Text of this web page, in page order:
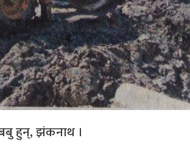
बबु हुन्, झंकनाथ ।